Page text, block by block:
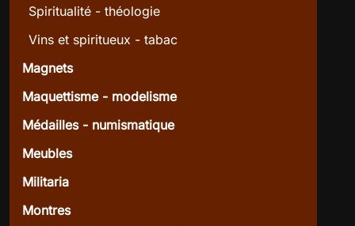
Spiritualité - théologie
Vins et spiritueux - tabac
Magnets
Maquettisme - modelisme
Médailles - numismatique
Meubles
Militaria
Montres